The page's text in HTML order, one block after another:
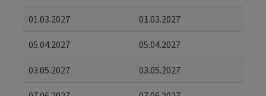
01.03.2027 01.03.2027
05.04.2027 05.04.2027
03.05.2027 03.05.2027